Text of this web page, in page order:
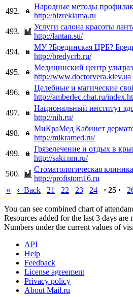
492.
Народные методы
http://bizreklama.ru
493.
Услуги салона красоты
http://lantan.su/
494.
МУ ?Брединская ЦРБ?
http://bredycrb.ru/
495.
Медицинский центр
http://www.doctorvera.kiev.ua
496.
Целебные и магические
http://amberlec.chat.ru/
497.
Национальный институт
http://nih.ru/
498.
МиКраМед Кабинет
http://mikramed.ru/
499.
Грязелечение и отдых в
http://saki.nm.ru/
500.
Стоматологическая
http://profistom16.ru
« ‹ Back 21 22 23 24 · 25 ·
You can see combined chart of
Resources added for the last 3 days are
Numbers under the current values of
API
Help
Feedback
License agreement
Privacy policy
About Mail.ru